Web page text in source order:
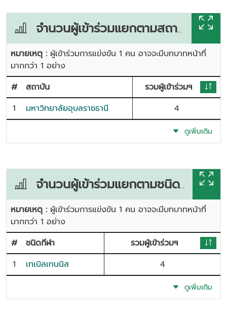
จำนวนผู้เข้าร่วมแยกตามสถาบัน
หมายเหตุ : ผู้เข้าร่วมการแข่งขัน 1 คน อาจจะมีบทบาทหน้าที่
มากกว่า 1 อย่าง
#
สถาบัน
รวมผู้เข้าร่วมฯ
1
มหาวิทยาลัยอุบลราชธานี 4
ดูเพิ่มเติม
จำนวนผู้เข้าร่วมแยกตามชนิดกีฬา
หมายเหตุ : ผู้เข้าร่วมการแข่งขัน 1 คน อาจจะมีบทบาทหน้าที่
มากกว่า 1 อย่าง
#
ชนิดกีฬา
รวมผู้เข้าร่วมฯ
1
เทเบิลเทนนิส 4
ดูเพิ่มเติม